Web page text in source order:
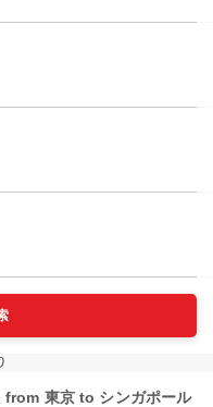
東京 to シンガポール